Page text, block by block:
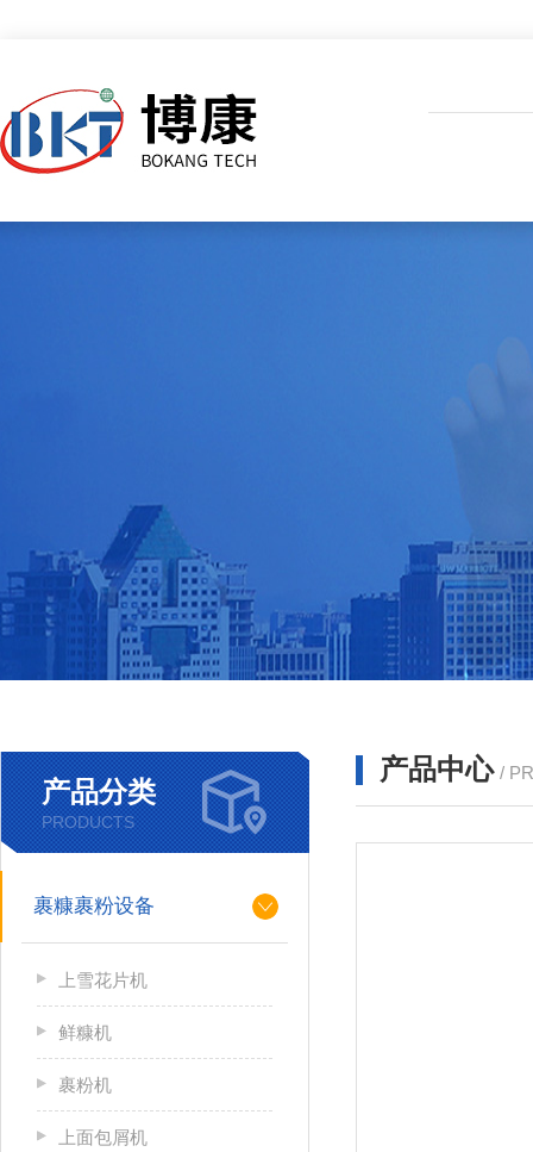
产品分类
PRODUCTS
裹糠裹粉设备
上雪花片机
鲜糠机
裹粉机
上面包屑机
产品中心 /